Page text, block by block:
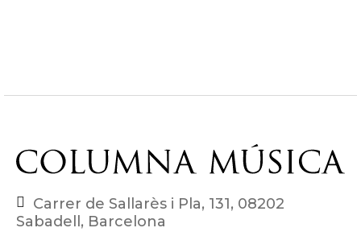
Carrer de Sallarès i Pla, 131, 08202
Sabadell, Barcelona